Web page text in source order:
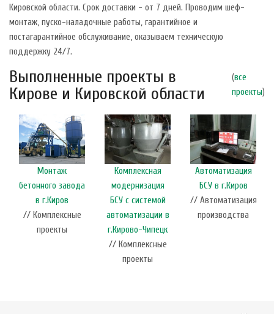
Кировской области. Срок доставки - от 7 дней. Проводим шеф-
монтаж, пуско-наладочные работы, гарантийное и
постагарантийное обслуживание, оказываем техническую
поддержку 24/7.
Выполненные проекты в
Кирове и Кировской области
(все
проекты)
Монтаж
бетонного завода
в г.Киров
// Комплексные
проекты
Комплексная
модернизация
БСУ с системой
автоматизации в
г.Кирово-Чипецк
// Комплексные
проекты
Автоматизация
БСУ в г.Киров
// Автоматизация
производства